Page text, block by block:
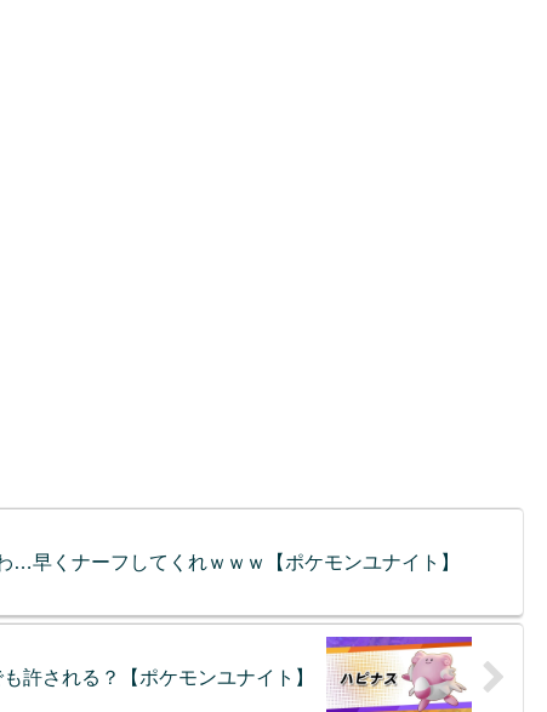
…早くナーフしてくれｗｗｗ【ポケモンユナイト】
許される？【ポケモンユナイト】